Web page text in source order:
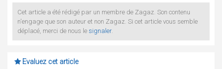
Cet article a été rédigé par un membre de Zagaz. Son contenu
n'engage que son auteur et non Zagaz. Si cet article vous semble
déplacé, merci de nous le signaler.
Evaluez cet article